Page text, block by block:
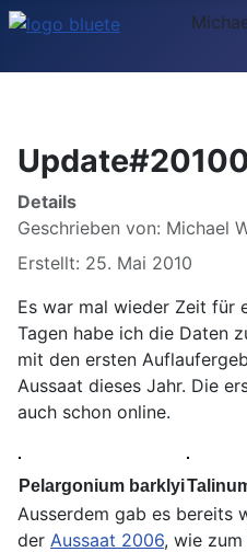
Details
Geschrieben von: Michael
Erstellt: 25. Mai 2010
Es war mal wieder Zeit für
Tagen habe ich die Daten
mit den ersten
Aussaat dieses Jahr. Die
auch schon online.
Pelargonium barklyi
Ausserdem gab es bereits
der Aussaat 2006, wie